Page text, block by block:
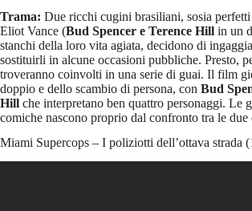
Trama: Due ricchi cugini brasiliani, sosia
Eliot Vance (Bud Spencer e Terence Hill in un
stanchi della loro vita agiata, decidono di
sostituirli in alcune occasioni pubbliche. Presto,
troveranno coinvolti in una serie di guai. Il film
doppio e dello scambio di persona, con Bud
Hill che interpretano ben quattro personaggi. Le
comiche nascono proprio dal confronto tra le due
Miami Supercops – I poliziotti dell’ottava strada